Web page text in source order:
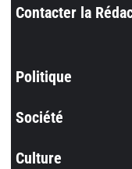
Contacter la
Politique
Société
Culture